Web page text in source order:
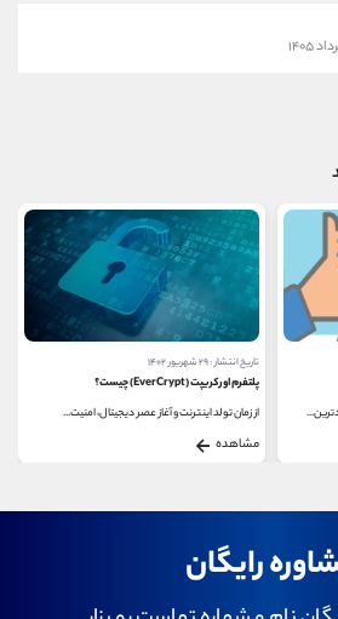
تاریخ انتشار : ۲۹ شهریور ۱۴۰۲
پلتفرم اورکریپت (EverCrypt) چیست؟
از زمان تولد اینترنت و آغاز عصر دیجیتال، امنیت...
مشاهده
رایگان